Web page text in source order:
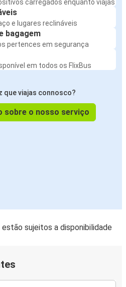
carregados enquanto viajas
e lugares reclináveis
bagagem
pertences em segurança
em todos os FlixBus
que viajas connosco?
sobre o nosso serviço
sujeitos a disponibilidade